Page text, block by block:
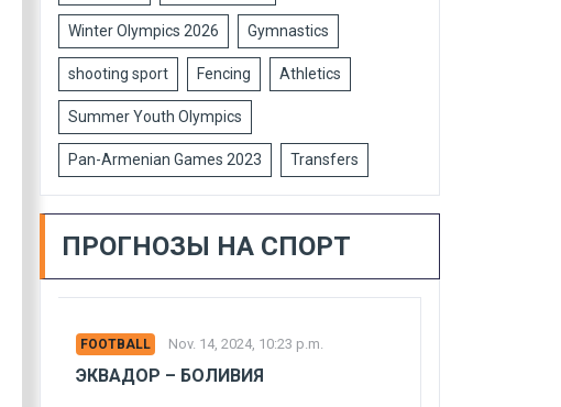
Winter Olympics 2026 Gymnastics
shooting sport Fencing Athletics
Summer Youth Olympics
Pan-Armenian Games 2023 Transfers
ПРОГНОЗЫ НА СПОРТ
FOOTBALL Nov. 14, 2024, 10:23 p.m.
ЭКВАДОР – БОЛИВИЯ